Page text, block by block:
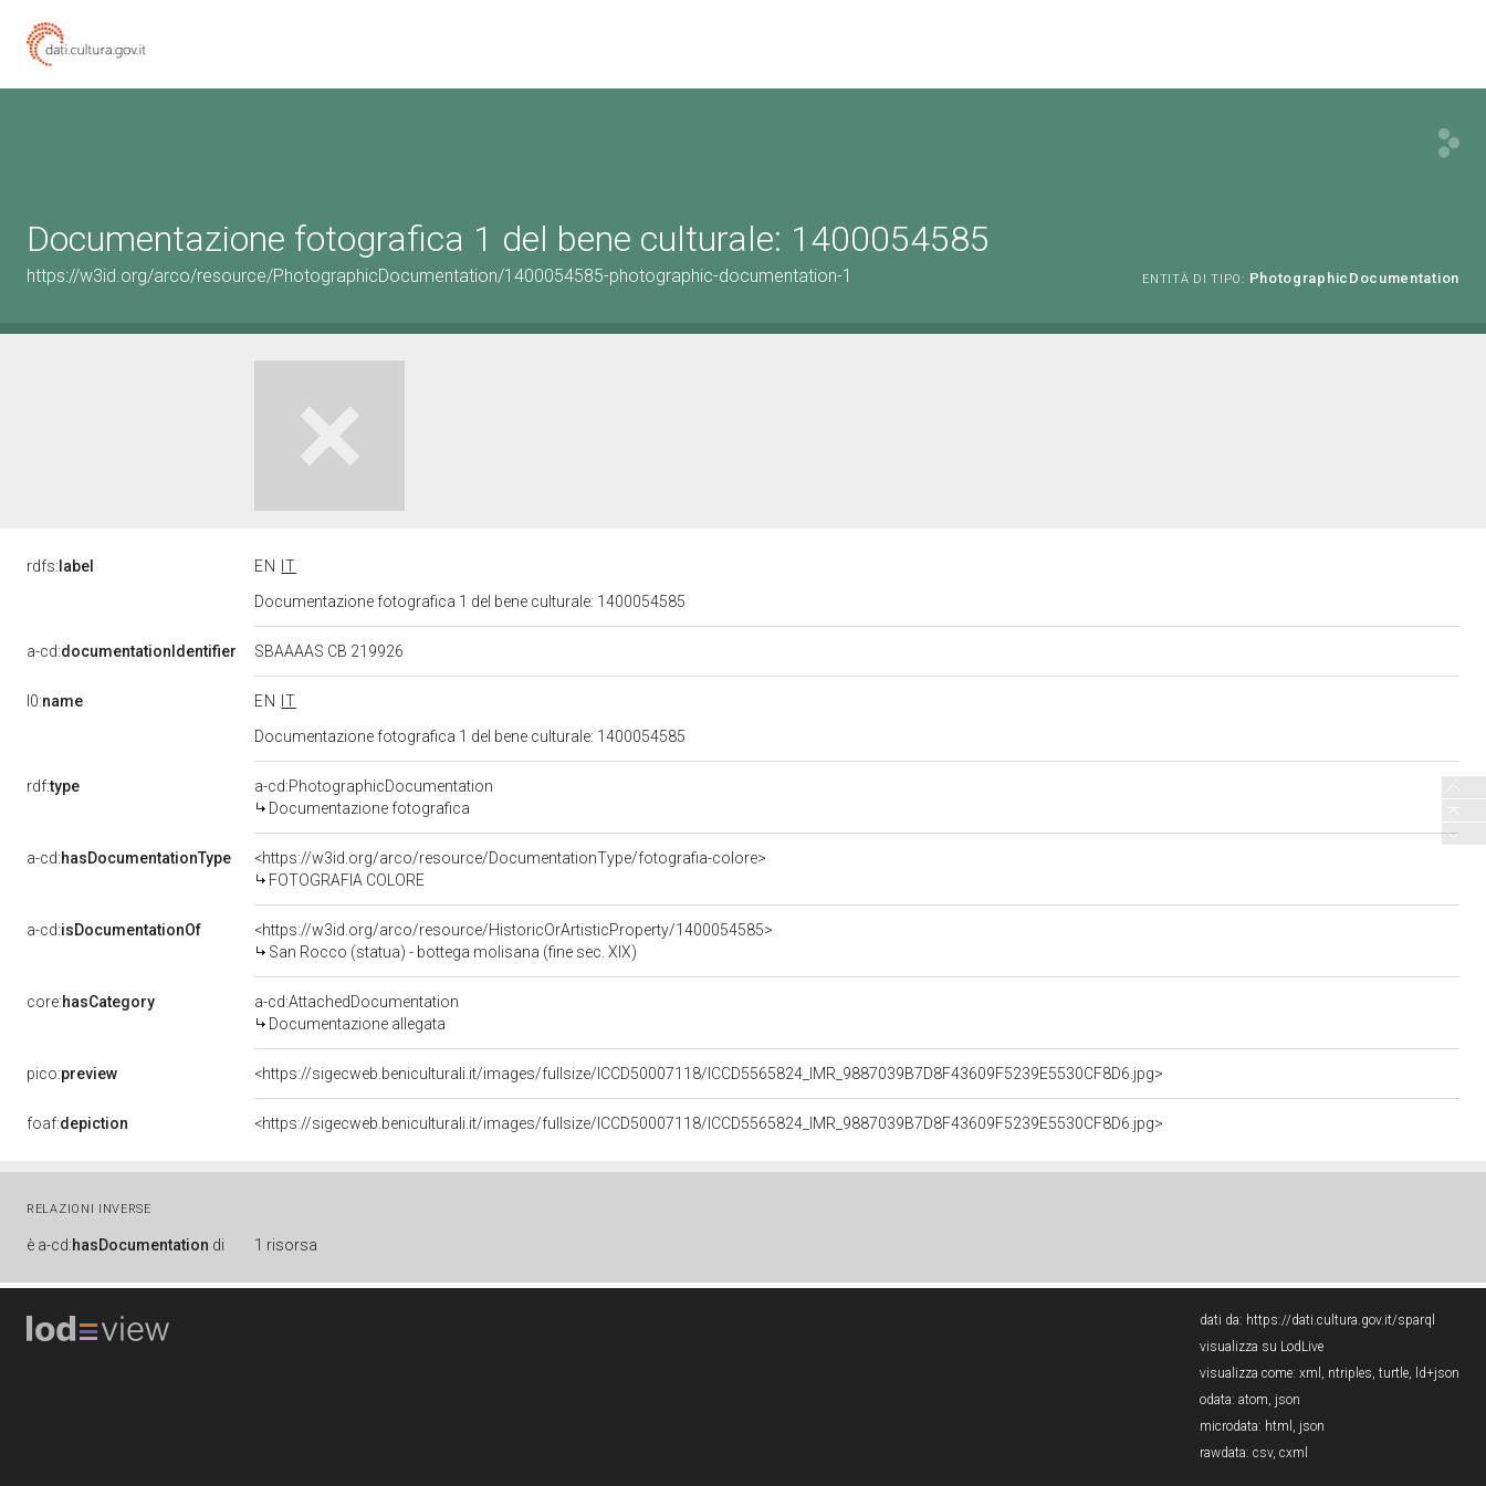
Documentazione fotografica 1 del bene culturale: 1400054585
https://w3id.org/arco/resource/PhotographicDocumentation/1400054585-photographic-documentation-1 ENTITÀ DI TIPO: PhotographicDocumentation
rdfs: label EN
IT
Documentazione fotografica 1 del bene culturale: 1400054585
a-cd:documentationIdentifier SBAAAAS CB 219926
l0:name EN
IT
Documentazione fotografica 1 del bene culturale: 1400054585
rdf:type
a-cd:PhotographicDocumentation
Documentazione fotografica
a-cd:hasDocumentationType
<https://w3id.org/arco/resource/DocumentationType/fotografia-colore>
FOTOGRAFIA COLORE
a-cd:isDocumentationOf
<https://w3id.org/arco/resource/HistoricOrArtisticProperty/1400054585>
San Rocco (statua) - bottega molisana (fine sec. XIX)
core:hasCategory
a-cd:AttachedDocumentation
Documentazione allegata
pico:preview <https://sigecweb.beniculturali.it/images/fullsize/ICCD50007118/ICCD5565824_IMR_9887039B7D8F43609F5239E5530CF8D6.jpg>
foaf:depiction <https://sigecweb.beniculturali.it/images/fullsize/ICCD50007118/ICCD5565824_IMR_9887039B7D8F43609F5239E5530CF8D6.jpg>
RELAZIONI INVERSE
è a-cd:hasDocumentation di 1 risorsa
dati da: https://dati.cultura.gov.it/sparql
visualizza su LodLive
visualizza come: xml , ntriples, turtle, ld+json
odata: atom, json
microdata: html , json
rawdata: csv, cxml